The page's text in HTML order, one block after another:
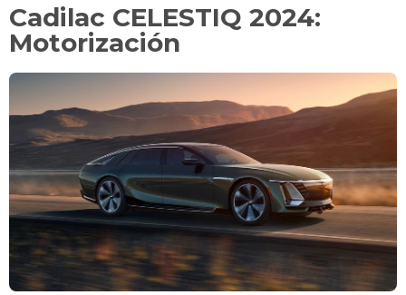
Cadilac CELESTIQ 2024:
Motorización